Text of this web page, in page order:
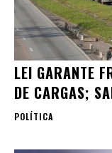
LEI GARANTE
DE CARGAS;
POLÍTICA